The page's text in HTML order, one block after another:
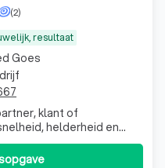
resultaat
(2)
klant of
helderheid en
in ondernemen en
Goes